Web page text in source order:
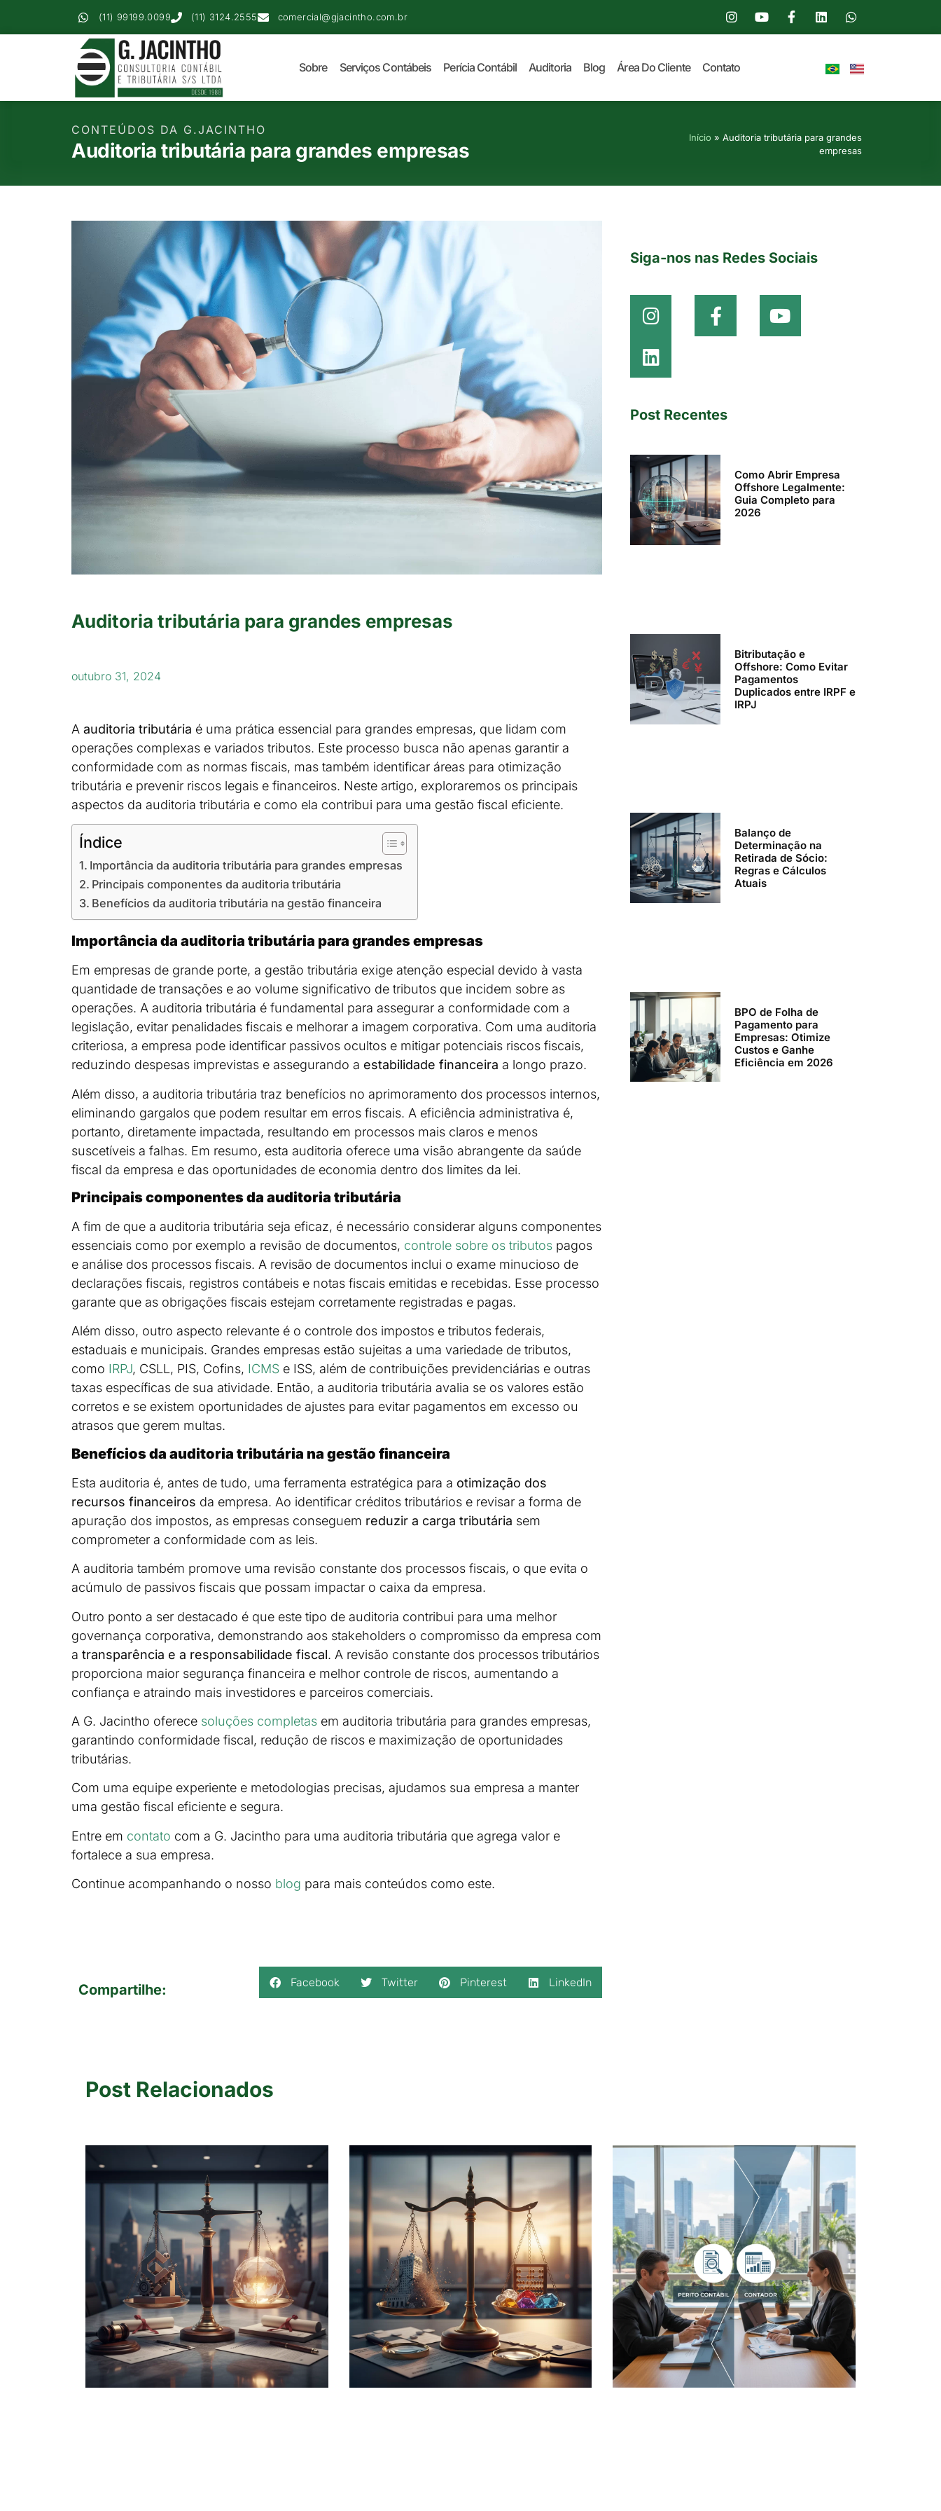
(11) 99199.0099 (11) 3124.2555 comercial@gjacintho.com.br
Sobre Serviços Contábeis Perícia Contábil Auditoria Blog Área Do Cliente Contato
CONTEÚDOS DA G.JACINTHO
Auditoria tributária para grandes empresas
Início »Auditoria tributária para grandes
empresas
Auditoria tributária para grandes empresas
outubro 31, 2024
A auditoria tributária é uma prática essencial para grandes empresas, que lidam com
operações complexas e variados tributos. Este processo busca não apenas garantir a
conformidade com as normas fiscais, mas também identificar áreas para otimização
tributária e prevenir riscos legais e financeiros. Neste artigo, exploraremos os principais
aspectos da auditoria tributária e como ela contribui para uma gestão fiscal eficiente.
Índice
Importância da auditoria tributária para grandes empresas
Principais componentes da auditoria tributária
Benefícios da auditoria tributária na gestão financeira
Importância da auditoria tributária para grandes empresas
Em empresas de grande porte, a gestão tributária exige atenção especial devido à vasta
quantidade de transações e ao volume significativo de tributos que incidem sobre as
operações. A auditoria tributária é fundamental para assegurar a conformidade com a
legislação, evitar penalidades fiscais e melhorar a imagem corporativa. Com uma auditoria
criteriosa, a empresa pode identificar passivos ocultos e mitigar potenciais riscos fiscais,
reduzindo despesas imprevistas e assegurando a estabilidade financeira a longo prazo.
Além disso, a auditoria tributária traz benefícios no aprimoramento dos processos internos,
eliminando gargalos que podem resultar em erros fiscais. A eficiência administrativa é,
portanto, diretamente impactada, resultando em processos mais claros e menos
suscetíveis a falhas. Em resumo, esta auditoria oferece uma visão abrangente da saúde
fiscal da empresa e das oportunidades de economia dentro dos limites da lei.
Principais componentes da auditoria tributária
A fim de que a auditoria tributária seja eficaz, é necessário considerar alguns componentes
essenciais como por exemplo a revisão de documentos, controle sobre os tributos pagos
e análise dos processos fiscais. A revisão de documentos inclui o exame minucioso de
declarações fiscais, registros contábeis e notas fiscais emitidas e recebidas. Esse processo
garante que as obrigações fiscais estejam corretamente registradas e pagas.
Além disso, outro aspecto relevante é o controle dos impostos e tributos federais,
estaduais e municipais. Grandes empresas estão sujeitas a uma variedade de tributos,
como IRPJ, CSLL, PIS, Cofins, ICMS e ISS, além de contribuições previdenciárias e outras
taxas específicas de sua atividade. Então, a auditoria tributária avalia se os valores estão
corretos e se existem oportunidades de ajustes para evitar pagamentos em excesso ou
atrasos que gerem multas.
Benefícios da auditoria tributária na gestão financeira
Esta auditoria é, antes de tudo, uma ferramenta estratégica para a otimização dos
recursos financeiros da empresa. Ao identificar créditos tributários e revisar a forma de
apuração dos impostos, as empresas conseguem reduzir a carga tributária sem
comprometer a conformidade com as leis.
A auditoria também promove uma revisão constante dos processos fiscais, o que evita o
acúmulo de passivos fiscais que possam impactar o caixa da empresa.
Outro ponto a ser destacado é que este tipo de auditoria contribui para uma melhor
governança corporativa, demonstrando aos stakeholders o compromisso da empresa com
a transparência e a responsabilidade fiscal. A revisão constante dos processos tributários
proporciona maior segurança financeira e melhor controle de riscos, aumentando a
confiança e atraindo mais investidores e parceiros comerciais.
A G. Jacintho oferece soluções completas em auditoria tributária para grandes empresas,
garantindo conformidade fiscal, redução de riscos e maximização de oportunidades
tributárias.
Com uma equipe experiente e metodologias precisas, ajudamos sua empresa a manter
uma gestão fiscal eficiente e segura.
Entre em contato com a G. Jacintho para uma auditoria tributária que agrega valor e
fortalece a sua empresa.
Continue acompanhando o nosso blog para mais conteúdos como este.
Compartilhe: Facebook Twitter Pinterest LinkedIn
Siga-nos nas Redes Sociais
Post Recentes
Como Abrir Empresa
Offshore Legalmente:
Guia Completo para
2026
Bitributação e
Offshore: Como Evitar
Pagamentos
Duplicados entre IRPF e
IRPJ
Balanço de
Determinação na
Retirada de Sócio:
Regras e Cálculos
Atuais
BPO de Folha de
Pagamento para
Empresas: Otimize
Custos e Ganhe
Eficiência em 2026
Post Relacionados